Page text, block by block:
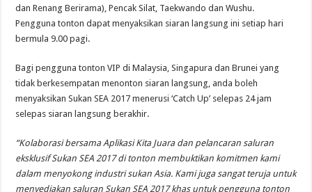
dan Renang Berirama), Pencak Silat, Taekwando dan Wushu.
Pengguna tonton dapat menyaksikan siaran langsung ini setiap hari
bermula 9.00 pagi.
Bagi pengguna tonton VIP di Malaysia, Singapura dan Brunei yang
tidak berkesempatan menonton siaran langsung, anda boleh
menyaksikan Sukan SEA 2017 menerusi ‘Catch Up’ selepas 24 jam
selepas siaran langsung berakhir.
“Kolaborasi bersama Aplikasi Kita Juara dan pelancaran saluran
eksklusif Sukan SEA 2017 di tonton membuktikan komitmen kami
dalam menyokong industri sukan Asia. Kami juga sangat teruja untuk
menyediakan saluran Sukan SEA 2017 khas untuk pengguna tonton